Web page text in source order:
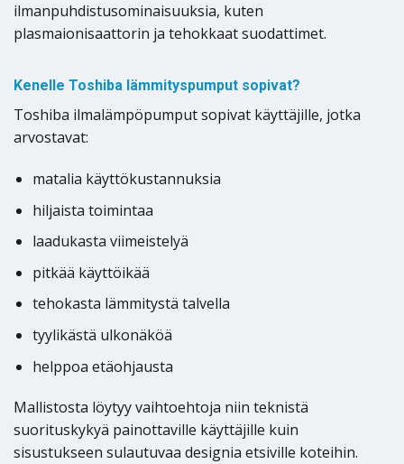
ilmanpuhdistusominaisuuksia, kuten
plasmaionisaattorin ja tehokkaat suodattimet.
Kenelle Toshiba lämmityspumput sopivat?
Toshiba ilmalämpöpumput sopivat käyttäjille, jotka
arvostavat:
matalia käyttökustannuksia
hiljaista toimintaa
laadukasta viimeistelyä
pitkää käyttöikää
tehokasta lämmitystä talvella
tyylikästä ulkonäköä
helppoa etäohjausta
Mallistosta löytyy vaihtoehtoja niin teknistä
suorituskykyä painottaville käyttäjille kuin
sisustukseen sulautuvaa designia etsiville koteihin.